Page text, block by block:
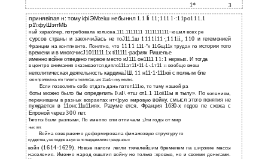
1*
3
принявiпая н: тому iфiЭМ:еiш небыннл 1.1 li 11;111 l·:11po111.1
р1\:фуШ:итМЬ­
ный харах\тер, потребовала колuсеа.111.1111111 1111111111~юшил всех ре­
сурсов страны и закончиJiась не тоJ11.1ш 1111l11·;111ii, 110и гегемонией
Франции на контпненте. Понятно, что 1111111·"х 11Gщ11х трудах по истории того
времени и в многочисJ1011111.1х ti11111·рафиях Ришелье
именно войне отведено первое место иJ111 он1111 11:1 нврвых. И тогда
в центре внимания оказывается дипло111ат11•11·1·.1т11 11 вообще внеш­
неполитическая деятельность кардинаJШ, 11н11·1·111юii с полным бле­
ском проявились его таланты полити1ш, ш·о 11ш1н и мужество.
Если позволить себе отдать дань патет111ю, то тuму нашей ра­
боты можно было бы определитьI\aI\«тш·от1.1 11oii11ы в тылу». По­колениям,
пережившим в разных возраетах нт<)рую мировуювойну, смысл этого понятия не
пуждаетсн в 11онс11u11иях. Разуме­ ется, Франция 1630-х годов пе схожа с
Еnроной через300 лет.
Тяготы были разными, По именно они отличали ;Jти годы от мир­
ных лет.
Война совершенно деформировала финансовую структуру го­
сударства, уже подорванную за пятнадцатилетие гражданских
войн(1614-1629). Новые налоги легли тяжелейшим бременем на широкие массы
населения. Именно народ ошштил войну не только :кровью, но и своими деньгами.